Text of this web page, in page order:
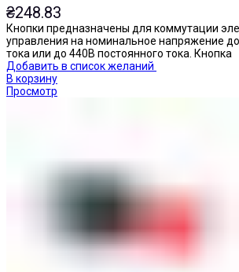
Переключатели
Кнопочные посты
₴248.83
Кнопки предназначены для коммутации
управления на номинальное напряжение
тока или до 440В постоянного тока. Кнопка
Добавить в список желаний
В корзину
Просмотр